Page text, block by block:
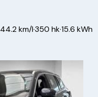
44.2 km/l·350 hk·15.6 kWh